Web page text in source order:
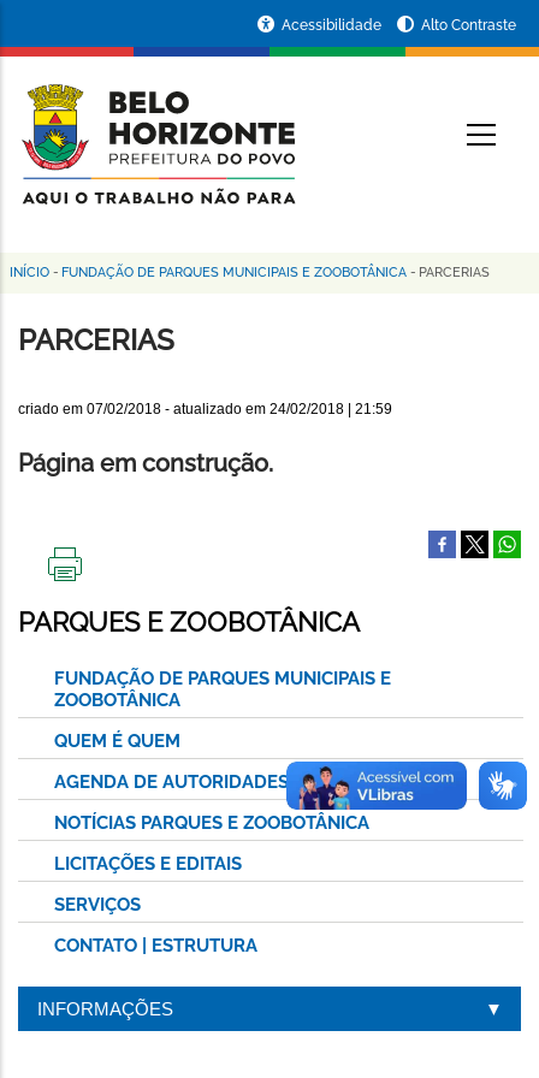
conteúdo
principal
da
Prefeitura
de
Horizonte
Acessibilidade Alto Contraste
Trilha
de
INÍCIO - FUNDAÇÃO DE PARQUES MUNICIPAIS E ZOOBOTÂNICA - PARCERIAS
PARCERIAS
criado em 07/02/2018 - atualizado em 24/02/2018 | 21:59
Página em construção.
ESTA
PÁGINA
PARQUES E ZOOBOTÂNICA
FUNDAÇÃO DE PARQUES MUNICIPAIS E
ZOOBOTÂNICA
QUEM É QUEM
AGENDA DE AUTORIDADES
NOTÍCIAS PARQUES E ZOOBOTÂNICA
LICITAÇÕES E EDITAIS
SERVIÇOS
CONTATO | ESTRUTURA
INFORMAÇÕES